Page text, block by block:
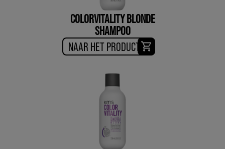
COLORVITALITY BLONDE
SHAMPOO
NAAR HET PRODUCT